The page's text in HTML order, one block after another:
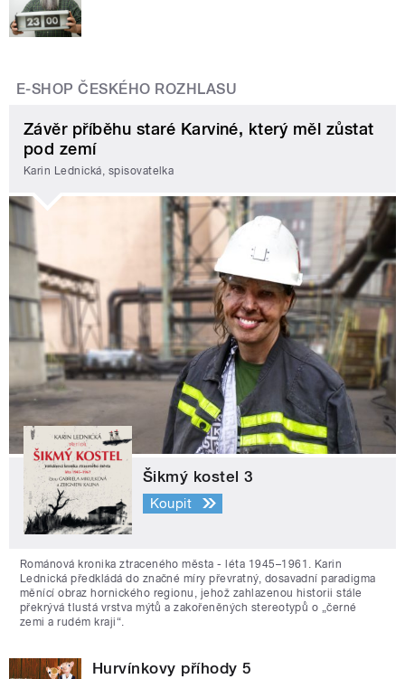
E-SHOP ČESKÉHO ROZHLASU
Závěr příběhu staré Karviné, který měl zůstat
pod zemí
Karin Lednická, spisovatelka
Šikmý kostel 3
Koupit
Románová kronika ztraceného města - léta 1945–1961. Karin
Lednická předkládá do značné míry převratný, dosavadní paradigma
měnící obraz hornického regionu, jehož zahlazenou historii stále
překrývá tlustá vrstva mýtů a zakořeněných stereotypů o „černé
zemi a rudém kraji“.
Hurvínkovy příhody 5